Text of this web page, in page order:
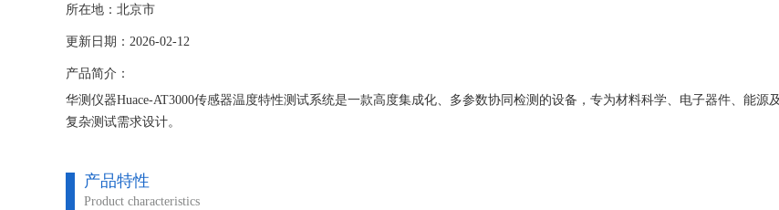
所在地：北京市
更新日期：2026-02-12
产品简介：
华测仪器Huace-AT3000传感器温度特性测试系统是一款高度集成化、多参数协同检测的设备，专为材料科学、电子器件、能源
复杂测试需求设计。
产品特性
Product characteristics